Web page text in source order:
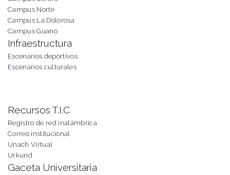
Campus Norte
Campus La Dolorosa
Campus Guano
Infraestructura
Escenarios deportivos
Escenarios culturales
Recursos T.I.C
Registro de red inalámbrica
Correo institucional
Unach Virtual
Urkund
Gaceta Universitaria